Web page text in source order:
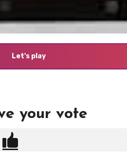
Let's play
your vote